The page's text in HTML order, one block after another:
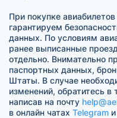
При покупке авиабилетов
гарантируем
данных. По условиям
ранее выписанные
отдельно. Внимательно
паспортных данных,
Штаты. В случае
изменений, обратитесь в
написав на почту
в онлайн чатах Telegram и